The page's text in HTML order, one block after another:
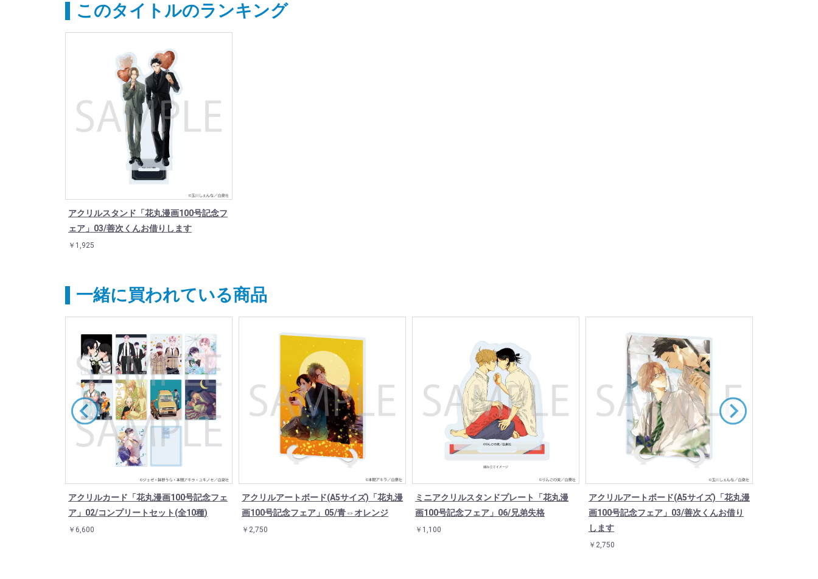
このタイトルのランキング
アクリルスタンド「花丸漫画100号記念フ
ェア」03/善次くんお借りします
￥1,925
一緒に買われている商品
アクリルカード「花丸漫画100号記念フェ
ア」02/コンプリートセット(全10種)
￥6,600
アクリルアートボード(A5サイズ)「花丸漫
画100号記念フェア」05/青⇔オレンジ
￥2,750
ミニアクリルスタンドプレート「花丸漫
画100号記念フェア」06/兄弟失格
￥1,100
アクリルアートボード(A5サイズ)「花丸漫
画100号記念フェア」03/善次くんお借り
します
￥2,750